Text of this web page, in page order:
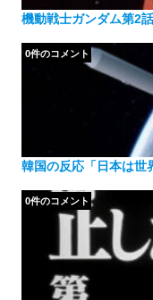
機動戦士ガンダム第2
韓国の反応「日本は世
0件のコメント
0件のコメント